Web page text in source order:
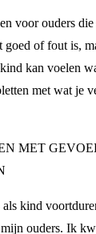
voor ouders
of fout is,
kan voelen
met wat je
MET
kind
ouders. Ik